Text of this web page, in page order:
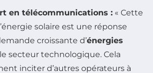
en télécommunications : « Cette
solaire est une réponse
croissante d’énergies
secteur technologique. Cela
inciter d’autres opérateurs à